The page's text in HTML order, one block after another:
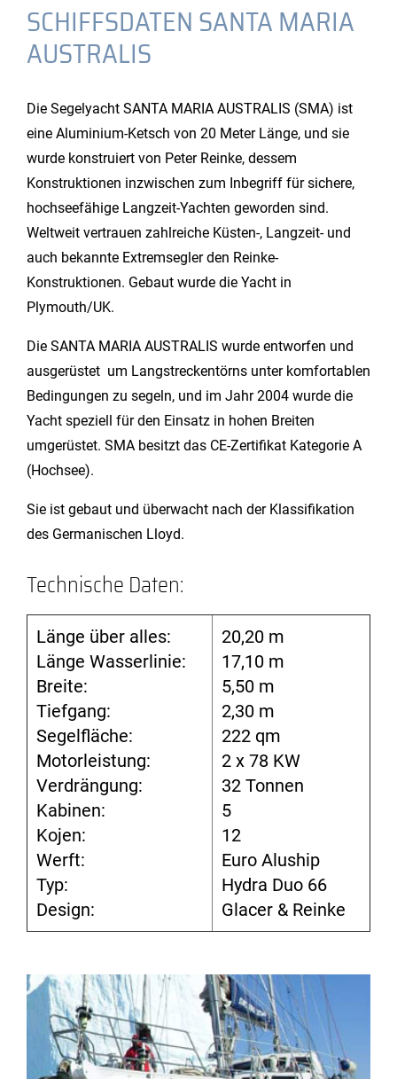
SCHIFFSDATEN SANTA MARIA
AUSTRALIS
Die Segelyacht SANTA MARIA AUSTRALIS (SMA) ist
eine Aluminium-Ketsch von 20 Meter Länge, und sie
wurde konstruiert von Peter Reinke, dessem
Konstruktionen inzwischen zum Inbegriff für sichere,
hochseefähige Langzeit-Yachten geworden sind.
Weltweit vertrauen zahlreiche Küsten-, Langzeit- und
auch bekannte Extremsegler den Reinke-
Konstruktionen. Gebaut wurde die Yacht in
Plymouth/UK.
Die SANTA MARIA AUSTRALIS wurde entworfen und
ausgerüstet um Langstreckentörns unter komfortablen
Bedingungen zu segeln, und im Jahr 2004 wurde die
Yacht speziell für den Einsatz in hohen Breiten
umgerüstet. SMA besitzt das CE-Zertifikat Kategorie A
(Hochsee).
Sie ist gebaut und überwacht nach der Klassifikation
des Germanischen Lloyd.
Technische Daten:
Länge über alles:
Länge Wasserlinie:
Breite:
Tiefgang:
Segelfläche:
Motorleistung:
Verdrängung:
Kabinen:
Kojen:
Werft:
Typ:
Design:
20,20 m
17,10 m
5,50 m
2,30 m
222 qm
2 x 78 KW
32 Tonnen
5
12
Euro Aluship
Hydra Duo 66
Glacer & Reinke